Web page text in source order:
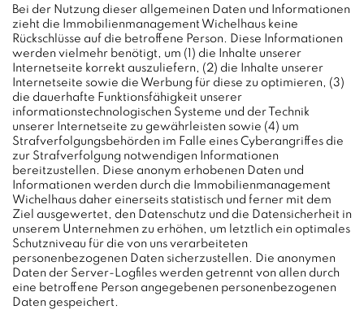
Bei der Nutzung dieser allgemeinen Daten und Informationen
zieht die Immobilienmanagement Wichelhaus keine
Rückschlüsse auf die betroffene Person. Diese Informationen
werden vielmehr benötigt, um (1) die Inhalte unserer
Internetseite korrekt auszuliefern, (2) die Inhalte unserer
Internetseite sowie die Werbung für diese zu optimieren, (3)
die dauerhafte Funktionsfähigkeit unserer
informationstechnologischen Systeme und der Technik
unserer Internetseite zu gewährleisten sowie (4) um
Strafverfolgungsbehörden im Falle eines Cyberangriffes die
zur Strafverfolgung notwendigen Informationen
bereitzustellen. Diese anonym erhobenen Daten und
Informationen werden durch die Immobilienmanagement
Wichelhaus daher einerseits statistisch und ferner mit dem
Ziel ausgewertet, den Datenschutz und die Datensicherheit in
unserem Unternehmen zu erhöhen, um letztlich ein optimales
Schutzniveau für die von uns verarbeiteten
personenbezogenen Daten sicherzustellen. Die anonymen
Daten der Server-Logfiles werden getrennt von allen durch
eine betroffene Person angegebenen personenbezogenen
Daten gespeichert.